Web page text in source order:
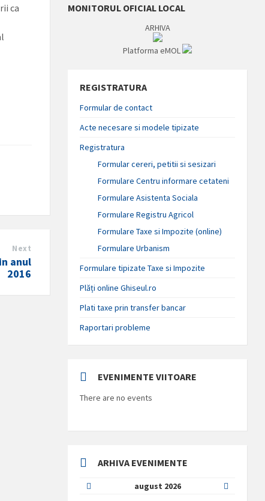
ca
Next
anul
2016
MONITORUL OFICIAL LOCAL
ARHIVA
Platforma eMOL
REGISTRATURA
Formular de contact
Acte necesare si modele tipizate
Registratura
Formular cereri, petitii si sesizari
Formulare Centru informare cetateni
Formulare Asistenta Sociala
Formulare Registru Agricol
Formulare Taxe si Impozite (online)
Formulare Urbanism
Formulare tipizate Taxe si Impozite
Plăți online Ghiseul.ro
Plati taxe prin transfer bancar
Raportari probleme
EVENIMENTE VIITOARE
There are no events
ARHIVA EVENIMENTE
august 2026
Next